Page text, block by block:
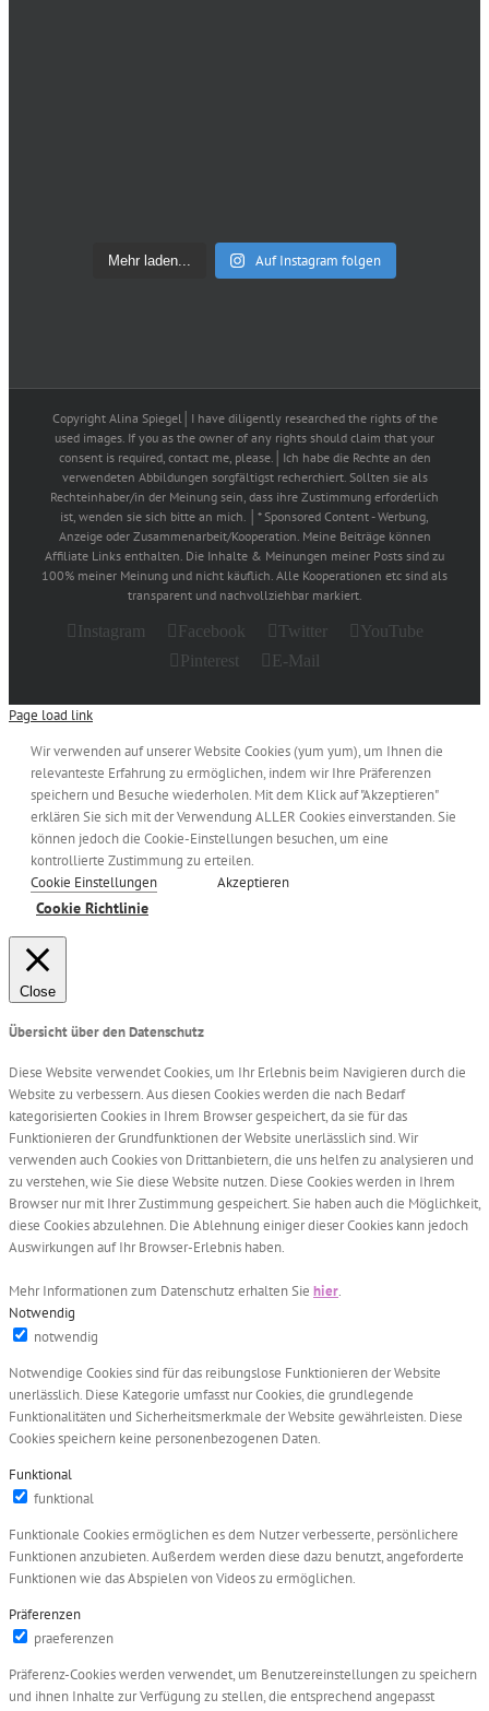
Mehr laden... Auf Instagram folgen
Copyright Alina Spiegel│I have diligently researched the rights of the
used images. If you as the owner of any rights should claim that your
consent is required, contact me, please.│Ich habe die Rechte an den
verwendeten Abbildungen sorgfältigst recherchiert. Sollten sie als
Rechteinhaber/in der Meinung sein, dass ihre Zustimmung erforderlich
ist, wenden sie sich bitte an mich. │* Sponsored Content - Werbung,
Anzeige oder Zusammenarbeit/Kooperation. Meine Beiträge können
Affiliate Links enthalten. Die Inhalte & Meinungen meiner Posts sind zu
100% meiner Meinung und nicht käuflich. Alle Kooperationen etc sind als
transparent und nachvollziehbar markiert.
Instagram Facebook Twitter
YouTube
Pinterest
E-Mail
Page load link
Wir verwenden auf unserer Website Cookies (yum yum), um Ihnen die
relevanteste Erfahrung zu ermöglichen, indem wir Ihre Präferenzen
speichern und Besuche wiederholen. Mit dem Klick auf "Akzeptieren"
erklären Sie sich mit der Verwendung ALLER Cookies einverstanden. Sie
können jedoch die Cookie-Einstellungen besuchen, um eine
kontrollierte Zustimmung zu erteilen.
Cookie Einstellungen
Akzeptieren
Cookie Richtlinie
Close
Übersicht über den Datenschutz
Diese Website verwendet Cookies, um Ihr Erlebnis beim Navigieren durch die
Website zu verbessern. Aus diesen Cookies werden die nach Bedarf
kategorisierten Cookies in Ihrem Browser gespeichert, da sie für das
Funktionieren der Grundfunktionen der Website unerlässlich sind. Wir
verwenden auch Cookies von Drittanbietern, die uns helfen zu analysieren und
zu verstehen, wie Sie diese Website nutzen. Diese Cookies werden in Ihrem
Browser nur mit Ihrer Zustimmung gespeichert. Sie haben auch die Möglichkeit,
diese Cookies abzulehnen. Die Ablehnung einiger dieser Cookies kann jedoch
Auswirkungen auf Ihr Browser-Erlebnis haben.
Mehr Informationen zum Datenschutz erhalten Sie hier.
Notwendig
notwendig
Notwendige Cookies sind für das reibungslose Funktionieren der Website
unerlässlich. Diese Kategorie umfasst nur Cookies, die grundlegende
Funktionalitäten und Sicherheitsmerkmale der Website gewährleisten. Diese
Cookies speichern keine personenbezogenen Daten.
Funktional
funktional
Funktionale Cookies ermöglichen es dem Nutzer verbesserte, persönlichere
Funktionen anzubieten. Außerdem werden diese dazu benutzt, angeforderte
Funktionen wie das Abspielen von Videos zu ermöglichen.
Präferenzen
praeferenzen
Präferenz-Cookies werden verwendet, um Benutzereinstellungen zu speichern
und ihnen Inhalte zur Verfügung zu stellen, die entsprechend angepasst